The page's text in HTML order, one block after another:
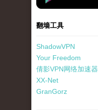
翻墙工具
ShadowVPN
Your Freedom
倩影VPN网络加速器
XX-Net
GranGorz